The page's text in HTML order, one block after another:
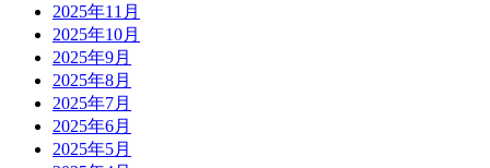
2025年11月
2025年10月
2025年9月
2025年8月
2025年7月
2025年6月
2025年5月